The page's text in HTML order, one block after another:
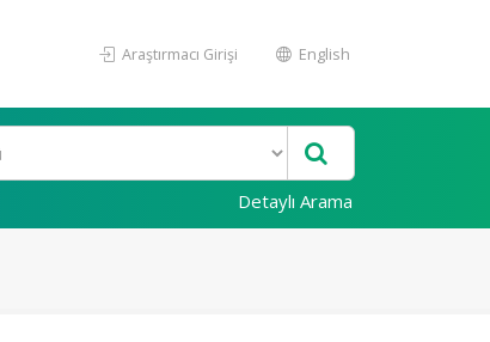
Araştırmacı Girişi English
Detaylı Arama